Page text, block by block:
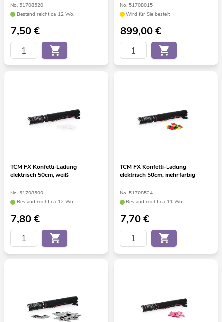
No. 51708520
Bestand reicht ca. 12 Wo.
7,50€
No. 51708015
Wird für Sie bestellt
899,00€
TCM FX Konfetti-Ladung
elektrisch 50cm, weiß
No. 51708500
Bestand reicht ca. 12 Wo.
7,80€
TCM FX Konfetti-Ladung
elektrisch 50cm, mehrfarbig
No. 51708524
Bestand reicht ca. 11 Wo.
7,70€